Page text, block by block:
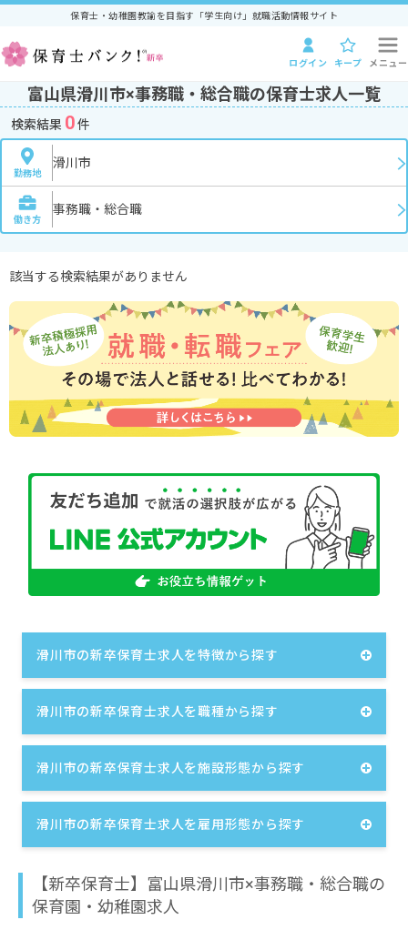
保育士・幼稚園教諭を目指す「学生向け」就職活動情報サイト
ログイン キープ メニュー
富山県滑川市×事務職・総合職の保育士求人一覧
検索結果 0件
勤務地
滑川市
働き方
事務職・総合職
該当する検索結果がありません
滑川市の新卒保育士求人を特徴から探す
滑川市の新卒保育士求人を職種から探す
滑川市の新卒保育士求人を施設形態から探す
滑川市の新卒保育士求人を雇用形態から探す
【新卒保育士】富山県滑川市×事務職・総合職の
保育園・幼稚園求人